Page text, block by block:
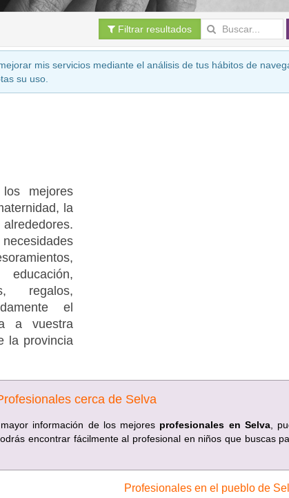
Filtrar resultados
mis servicios mediante el análisis de tus hábitos de
su uso.
mejores
la
educación,
regalos,
el
a vuestra
la provincia
cerca de Selva
información de los mejores profesionales en Selva ,
encontrar fácilmente al profesional en niños que buscas
Profesionales en el pueblo de